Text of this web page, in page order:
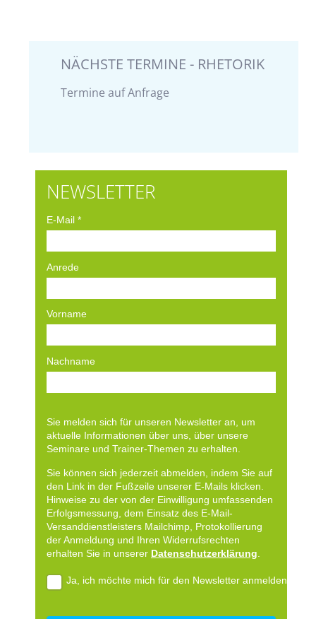
NÄCHSTE TERMINE - RHETORIK
Termine auf Anfrage
NEWSLETTER
E-Mail *
Anrede
Vorname
Nachname
Sie melden sich für unseren Newsletter an, um
aktuelle Informationen über uns, über unsere
Seminare und Trainer-Themen zu erhalten.
Sie können sich jederzeit abmelden, indem Sie auf
den Link in der Fußzeile unserer E-Mails klicken.
Hinweise zu der von der Einwilligung umfassenden
Erfolgsmessung, dem Einsatz des E-Mail-
Versanddienstleisters Mailchimp, Protokollierung
der Anmeldung und Ihren Widerrufsrechten
erhalten Sie in unserer Datenschutzerklärung.
Ja, ich möchte mich für den Newsletter anmelden.